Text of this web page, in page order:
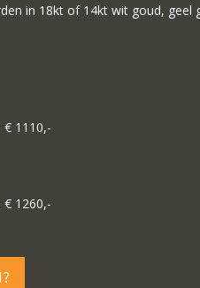
in 18kt of 14kt wit goud, geel
: € 1110,-
: € 1260,-